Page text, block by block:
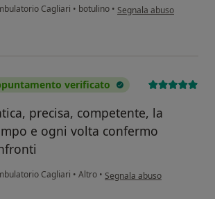
Cagliari • botulino • secondo l'opinione
Segnala abuso
verificato
precisa, competente, la
e ogni volta confermo
Cagliari • Altro • secondo l'opinione
Segnala abuso